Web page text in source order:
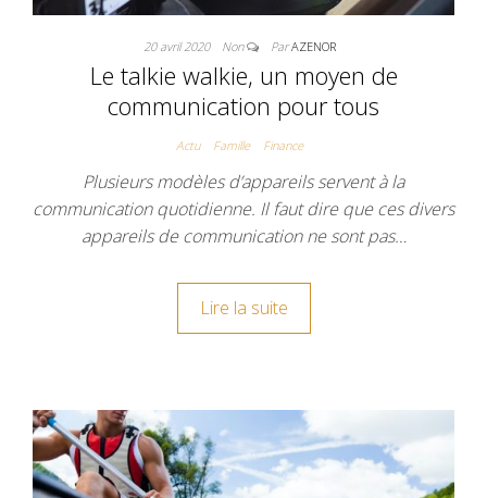
20 avril 2020 Non ParAZENOR
Le talkie walkie, un moyen de
communication pour tous
Actu Famille Finance
Plusieurs modèles d’appareils servent à la
communication quotidienne. Il faut dire que ces divers
appareils de communication ne sont pas…
Lire la suite